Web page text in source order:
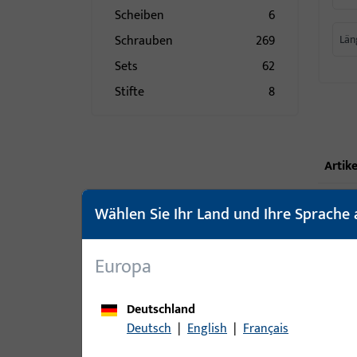
Scheiben
6
Schrauben
269
Sets
62
Stifte
8
Wählen Sie Ihr Land und Ihre Sprache
Europa
Deutschland
Deutsch | English | Français